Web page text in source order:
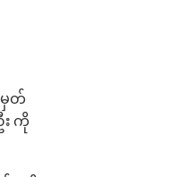
မှတ်
း ကို